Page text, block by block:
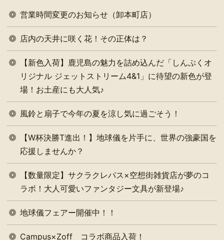
営業時間変更のお知らせ（卸本町店）
店内の天井に咲く花！その正体は？
【新色入荷】鹿児島の魅力を詰め込んだ「しんぷくオ
リジナル ジェットストリーム4&1」に待望の新色が登
場！お土産にも大人気♪
風鈴と扇子で今年の夏を涼し気に過ごそう！
【W杯決勝T進出！】地球儀を片手に、世界の強豪国を
応援しませんか？
【数量限定】サクラクレパス×空想街雑貨店が夢のコ
ラボ！大人可愛いファンタジー文具が新登場♪
地球儀フェアー開催中！！
Campus×Zoff コラボ商品入荷！